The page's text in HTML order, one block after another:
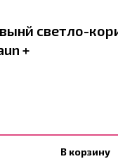
светло-
+
В корзину